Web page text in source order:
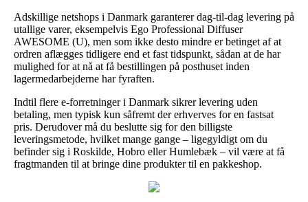
Adskillige netshops i Danmark garanterer dag-til-dag levering på
utallige varer, eksempelvis Ego Professional Diffuser
AWESOME (U), men som ikke desto mindre er betinget af at
ordren aflægges tidligere end et fast tidspunkt, sådan at de har
mulighed for at nå at få bestillingen på posthuset inden
lagermedarbejderne har fyraften.
Indtil flere e-forretninger i Danmark sikrer levering uden
betaling, men typisk kun såfremt der erhverves for en fastsat
pris. Derudover må du beslutte sig for den billigste
leveringsmetode, hvilket mange gange – ligegyldigt om du
befinder sig i Roskilde, Hobro eller Humlebæk – vil være at få
fragtmanden til at bringe dine produkter til en pakkeshop.